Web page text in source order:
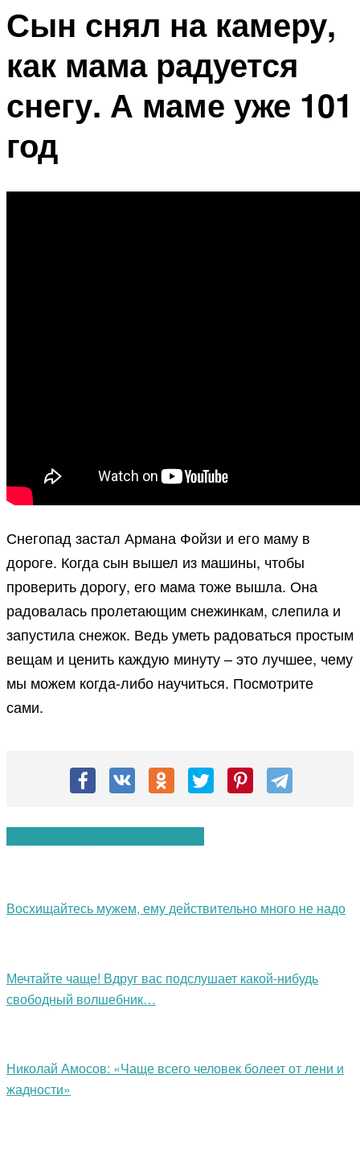
Сын снял на камеру,
как мама радуется
снегу. А маме уже 101
год
Снегопад застал Армана Фойзи и его маму в
дороге. Когда сын вышел из машины, чтобы
проверить дорогу, его мама тоже вышла. Она
радовалась пролетающим снежинкам, слепила и
запустила снежок. Ведь уметь радоваться простым
вещам и ценить каждую минуту – это лучшее, чему
мы можем когда-либо научиться. Посмотрите
сами.
Восхищайтесь мужем, ему действительно много не надо
Мечтайте чаще! Вдруг вас подслушает какой-нибудь
свободный волшебник…
Николай Амосов: «Чаще всего человек болеет от лени и
жадности»